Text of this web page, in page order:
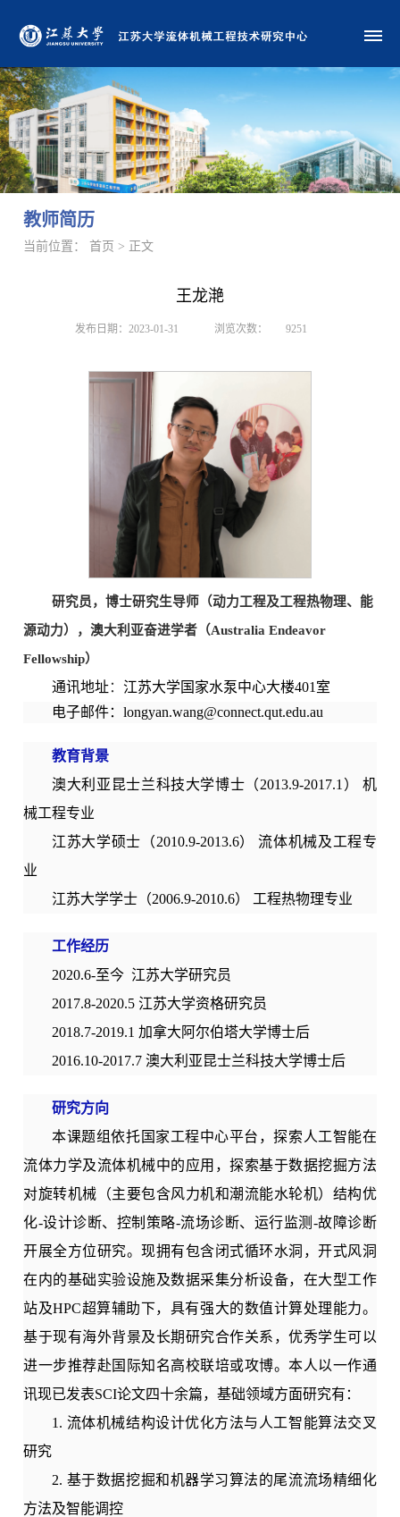
教师简历
当前位置： 首页 > 正文
王龙滟
发布日期：2023-01-31 浏览次数： 9251
研究员，博士研究生导师（动力工程及工程热物理、能
源动力），澳大利亚奋进学者 （Australia Endeavor
Fellowship）
通讯地址： 江苏大学国家水泵中心大楼401室
电子邮件：longyan.wang@connect.qut.edu.au
教育背景
澳大利亚昆士兰科技大学博士（2013.9-2017.1） 机
械工程专业
江苏大学硕士（2010.9-2013.6） 流体机械及工程专
业
江苏大学学士（2006.9-2010.6） 工程热物理专业
工作经历
2020.6-至今 江苏大学研究员
2017.8-2020.5 江苏大学资格研究员
2018.7-2019.1 加拿大阿尔伯塔大学博士后
2016.10-2017.7 澳大利亚昆士兰科技大学博士后
研究方向
本课题组依托国家工程中心平台，探索人工智能在
流体力学及流体机械中的应用，探索基于数据挖掘方法
对旋转机械（主要包含风力机和潮流能水轮机）结构优
化-设计诊断、控制策略-流场诊断、运行监测-故障诊断
开展全方位研究。现拥有包含闭式循环水洞，开式风洞
在内的基础实验设施及数据采集分析设备，在大型工作
站及HPC超算辅助下，具有强大的数值计算处理能力。
基于现有海外背景及长期研究合作关系，优秀学生可以
进一步推荐赴国际知名高校联培或攻博。本人以一作通
讯现已发表SCI论文四十余篇，基础领域方面研究有：
1. 流体机械结构设计优化方法与人工智能算法交叉
研究
2. 基于数据挖掘和机器学习算法的尾流流场精细化
方法及智能调控